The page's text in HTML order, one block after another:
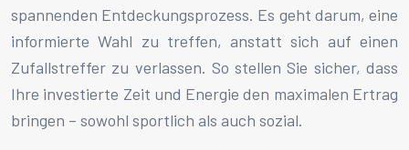
spannenden Entdeckungsprozess. Es geht darum, eine
informierte Wahl zu treffen, anstatt sich auf einen
Zufallstreffer zu verlassen. So stellen Sie sicher, dass
Ihre investierte Zeit und Energie den maximalen Ertrag
bringen – sowohl sportlich als auch sozial.